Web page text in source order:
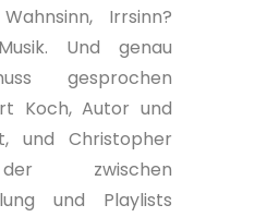
Irrsinn?
Und genau
gesprochen
Koch, Autor und
und Christopher
zwischen
und Playlists